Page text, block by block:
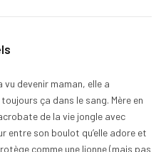
vu devenir maman, elle a
ça dans le sang. Mère en
de la vie jongle avec
entre son boulot qu’elle adore et
comme une lionne (mais pas